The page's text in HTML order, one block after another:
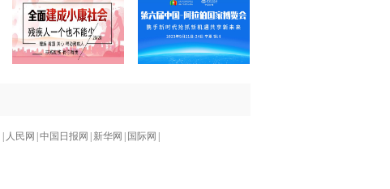
人民网 中国日报网 新华网 国际网